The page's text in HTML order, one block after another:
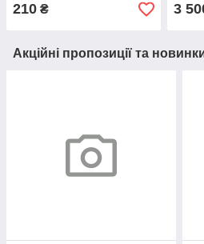
210 ₴ 3
Акційні пропозиції та